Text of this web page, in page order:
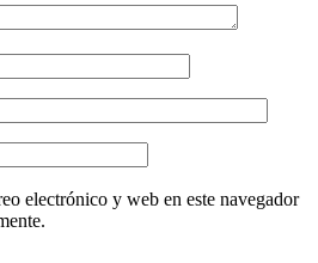
electrónico y web en este navegador